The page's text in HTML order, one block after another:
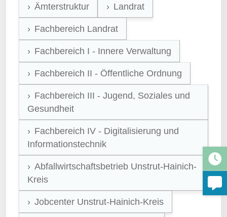
Ämterstruktur Landrat
Fachbereich Landrat
Fachbereich I - Innere Verwaltung
Fachbereich II - Öffentliche Ordnung
Fachbereich III - Jugend, Soziales und
Gesundheit
Fachbereich IV - Digitalisierung und
Informationstechnik
Abfallwirtschaftsbetrieb Unstrut-Hainich-
Kreis
Jobcenter Unstrut-Hainich-Kreis